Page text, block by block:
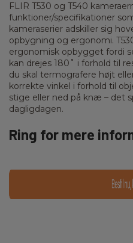
FLIR T530 og T540
funktioner/specifikationer
kameraserier adskiller sig
opbygning og ergonomi.
ergonomisk opbygget fordi
kan drejes 180˚ i forhold til
du skal termografere højt
korrekte vinkel i forhold til
stige eller ned på knæ – det
dagligdagen.
Ring for mere